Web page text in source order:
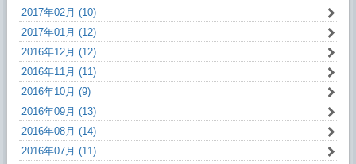
2017年02月 (10)
2017年01月 (12)
2016年12月 (12)
2016年11月 (11)
2016年10月 (9)
2016年09月 (13)
2016年08月 (14)
2016年07月 (11)